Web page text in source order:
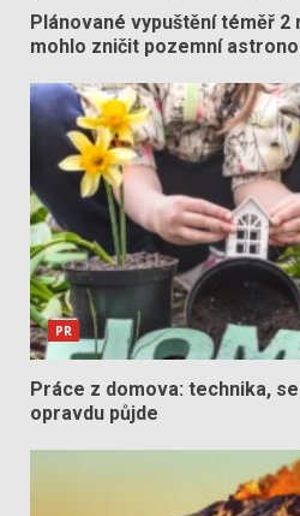
Plánované vypuštění téměř
mohlo zničit pozemní
PR
Práce z domova: technika,
opravdu půjde